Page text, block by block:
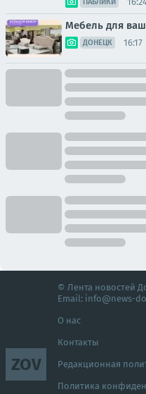
ПАБЛИКИ
Мебель для
ДОНЕЦК 16:17
ZOV
© Лента новостей
Email: info@news-
О нас
Контакты
Редакционная
Политика